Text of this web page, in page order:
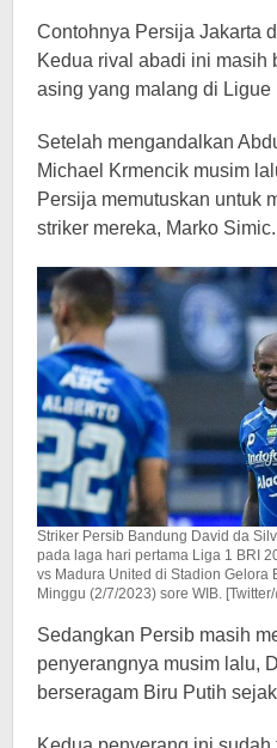
Contohnya Persija Jakarta
Kedua rival abadi ini masih
asing yang malang di Ligue
Setelah mengandalkan
Michael Krmencik musim
Persija memutuskan untuk
striker mereka, Marko Simic.
Striker Persib Bandung David da
pada laga hari pertama Liga 1 BRI
vs Madura United di Stadion Gelora
Minggu (2/7/2023) sore WIB.
Sedangkan Persib masih
penyerangnya musim lalu,
berseragam Biru Putih